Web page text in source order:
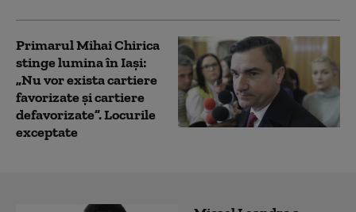
Primarul Mihai Chirica
stinge lumina în Iași:
„Nu vor exista cartiere
favorizate și cartiere
defavorizate”. Locurile
exceptate